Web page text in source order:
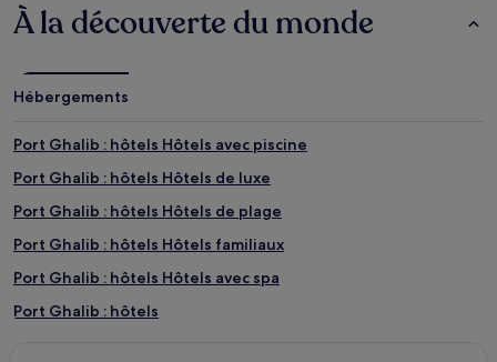
À la découverte du monde
Hébergements
Port Ghalib : hôtels Hôtels avec piscine
Port Ghalib : hôtels Hôtels de luxe
Port Ghalib : hôtels Hôtels de plage
Port Ghalib : hôtels Hôtels familiaux
Port Ghalib : hôtels Hôtels avec spa
Port Ghalib : hôtels